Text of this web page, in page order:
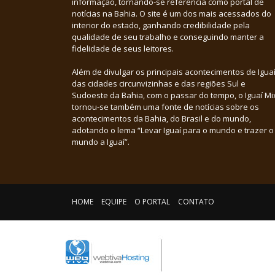
notícias na Bahia. O site é um dos mais acessados do
interior do estado, ganhando credibilidade pela
qualidade de seu trabalho e conseguindo manter a
fidelidade de seus leitores.
Além de divulgar os principais acontecimentos de
das cidades circunvizinhas e das regiões Sul e
Sudoeste da Bahia, com o passar do tempo, o Iguaí
tornou-se também uma fonte de notícias sobre os
acontecimentos da Bahia, do Brasil e do mundo,
adotando o lema “Levar Iguaí para o mundo e trazer o
mundo a Iguaí”.
HOME EQUIPE O PORTAL CONTATO